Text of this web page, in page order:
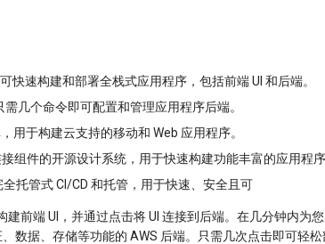
速构建和部署全栈式应用程序，包括前端 UI 和后端。
几个命令即可配置和管理应用程序后端。
于构建云支持的移动和 Web 应用程序。
组件的开源设计系统，用于快速构建功能丰富的应用程序
托管式 CI/CD 和托管，用于快速、安全且可
前端 UI，并通过点击将 UI 连接到后端。在几分钟内为
数据、存储等功能的 AWS 后端。只需几次点击即可轻松